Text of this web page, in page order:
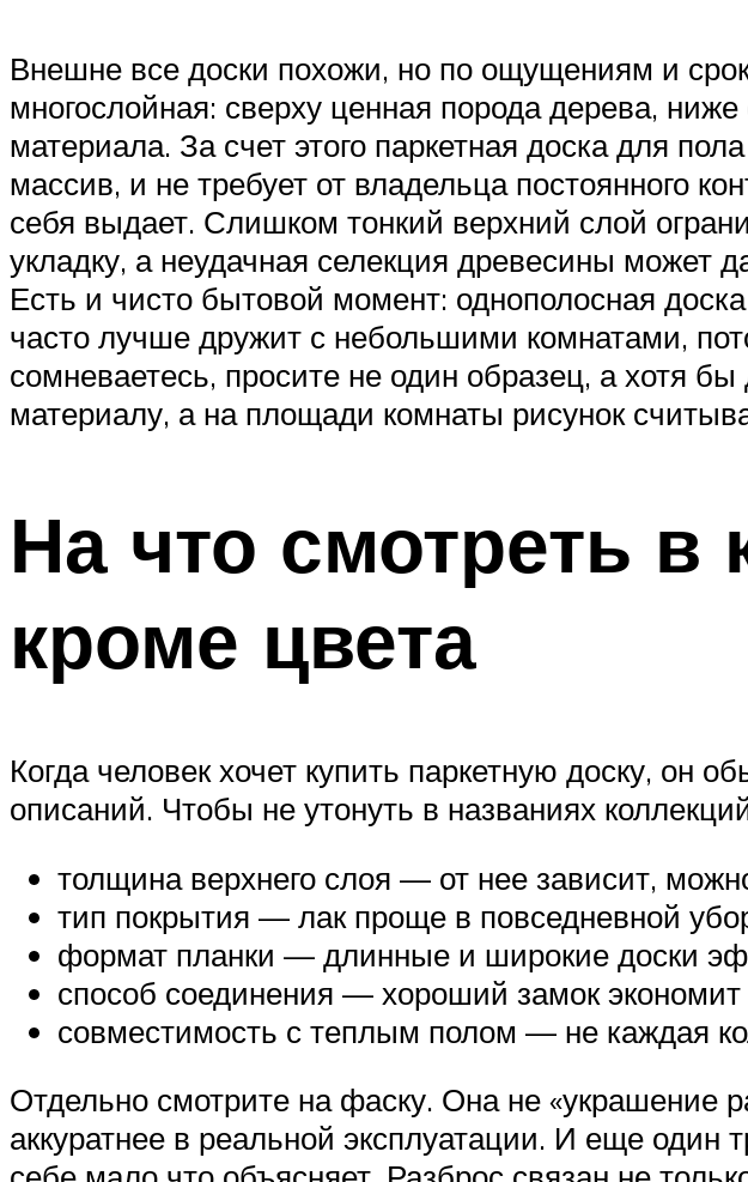
Внешне все доски похожи, но по ощущениям и
многослойная: сверху ценная порода дерева,
материала. За счет этого паркетная доска для
массив, и не требует от владельца постоянного
себя выдает. Слишком тонкий верхний слой
укладку, а неудачная селекция древесины может
Есть и чисто бытовой момент: однополосная
часто лучше дружит с небольшими комнатами,
сомневаетесь, просите не один образец, а хотя
материалу, а на площади комнаты рисунок
На что смотреть в
кроме цвета
Когда человек хочет купить паркетную доску, он
описаний. Чтобы не утонуть в названиях
толщина верхнего слоя — от нее зависит,
тип покрытия — лак проще в повседневной
формат планки — длинные и широкие доски
способ соединения — хороший замок
совместимость с теплым полом — не каждая
Отдельно смотрите на фаску. Она не «украшение
аккуратнее в реальной эксплуатации. И еще один